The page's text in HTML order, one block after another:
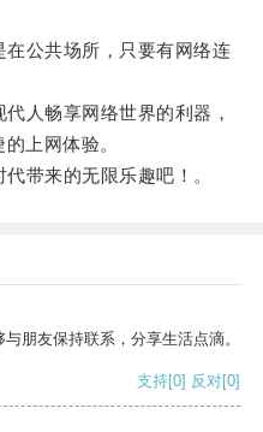
公共场所，只要有网络连
人畅享网络世界的利器，
上网体验。
带来的无限乐趣吧！。
朋友保持联系，分享生活点滴。
支持[0] 反对[0]